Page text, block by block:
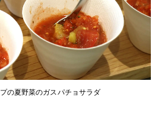
の夏野菜のガスパチョサラダ